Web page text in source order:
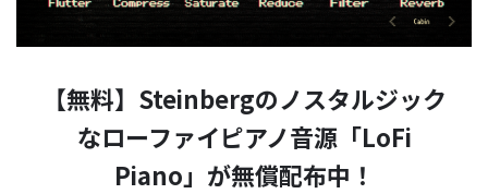
【無料】Steinbergのノスタルジック
なローファイピアノ音源「LoFi
Piano」が無償配布中！